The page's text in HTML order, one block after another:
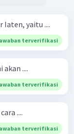
yaitu ....
terverifikasi
....
terverifikasi
....
terverifikasi